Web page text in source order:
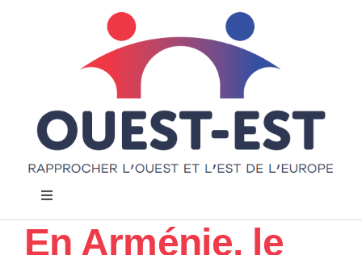
Navigation
à
bascule
Accueil
En Arménie, le